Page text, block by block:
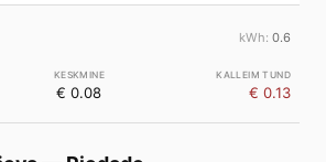
0.6
€ 0.08 € 0.13